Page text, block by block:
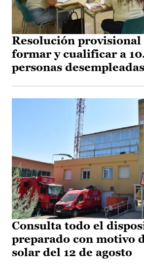
Resolución provisional
formar y cualificar a
personas desempleadas
Consulta todo el
preparado con motivo
solar del 12 de agosto